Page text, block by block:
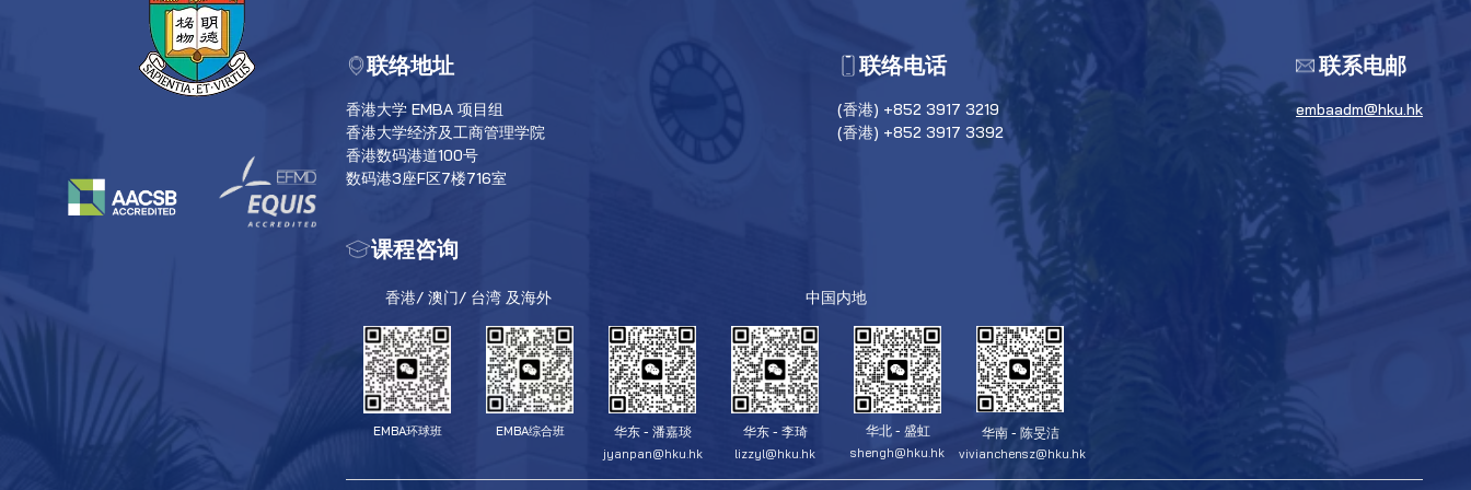
联络地址
香港大学 EMBA 项目组
香港大学经济及工商管理学院
香港数码港道100号
数码港3座F区7楼716室
联络电话
(香港) +852 3917 3219
(香港) +852 3917 3392
联系电邮
embaadm@hku.hk
课程咨询
香港/ 澳门/ 台湾 及海外
EMBA环球班 EMBA综合班
中国内地
华东 - 潘嘉琰
jyanpan@hku.hk
华东 - 李琦
lizzyl@hku.hk
华北 - 盛虹
shengh@hku.hk
华南 - 陈旻洁
vivianchensz@hku.hk